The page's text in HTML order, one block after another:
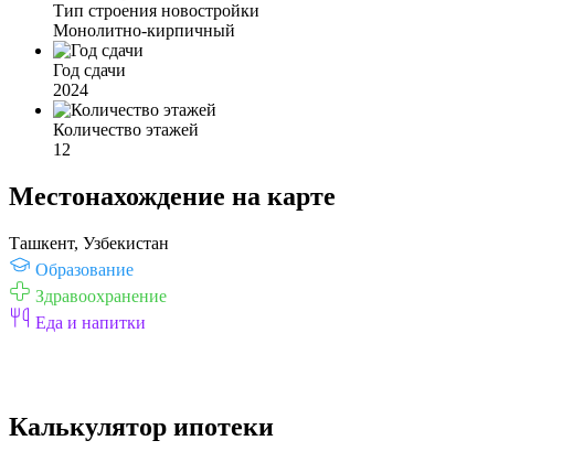
Тип строения новостройки
Монолитно-кирпичный
Год сдачи
2024
Количество этажей
12
Местонахождение на карте
Ташкент, Узбекистан
Образование
Здравоохранение
Еда и напитки
Калькулятор ипотеки